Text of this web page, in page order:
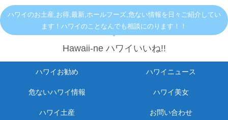
ハワイのお土産,お得,最新,ホールフーズ,危ない情報を日々ご紹介してい
ます！ハワイのことなんでも相談にのります！！
Hawaii-ne ハワイいいね!!
ハワイお勧め ハワイニュース
危ないハワイ情報 ハワイ美女
ハワイ土産 お問い合わせ